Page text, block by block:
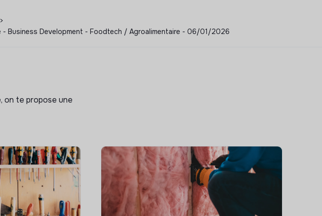
>
- Business Development - Foodtech / Agroalimentaire - 06/01/2026
on te propose une